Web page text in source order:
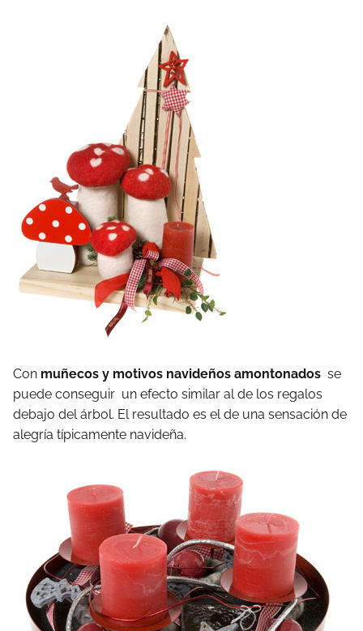
Con muñecos y motivos navideños amontonados se
puede conseguir un efecto similar al de los regalos
debajo del árbol. El resultado es el de una sensación de
alegría típicamente navideña.